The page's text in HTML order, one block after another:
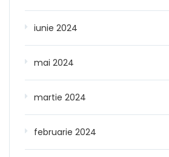
iunie 2024
mai 2024
martie 2024
februarie 2024